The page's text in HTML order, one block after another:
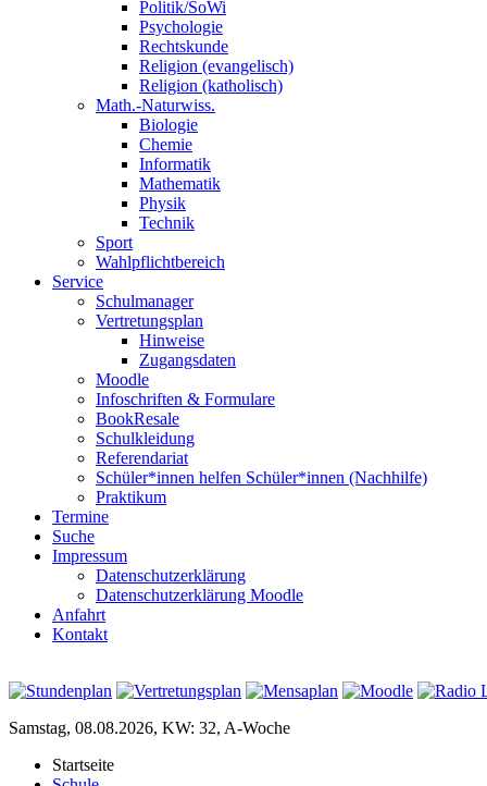
Politik/SoWi
Psychologie
Rechtskunde
Religion (evangelisch)
Religion (katholisch)
Math.-Naturwiss.
Biologie
Chemie
Informatik
Mathematik
Physik
Technik
Sport
Wahlpflichtbereich
Service
Schulmanager
Vertretungsplan
Hinweise
Zugangsdaten
Moodle
Infoschriften & Formulare
BookResale
Schulkleidung
Referendariat
Schüler*innen helfen Schüler*innen (Nachhilfe)
Praktikum
Termine
Suche
Impressum
Datenschutzerklärung
Datenschutzerklärung Moodle
Anfahrt
Kontakt
Samstag, 08.08.2026, KW: 32, A-Woche
Startseite